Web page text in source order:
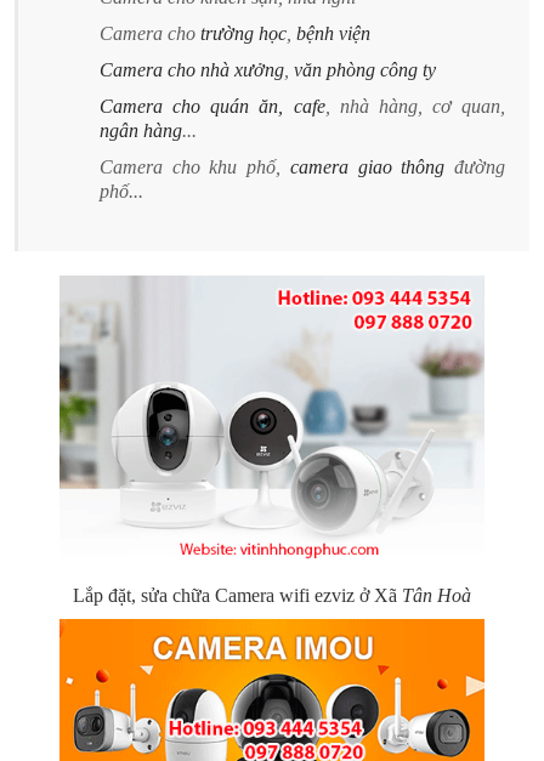
Camera cho trường học bệnh viện
Camera cho nhà xưởng văn phòng công ty
Camera cho quán ăn, cafe, nhà hàng, cơ quan,
ngân hàng...
Camera cho khu phố, camera giao thông đường
phố...
Lắp đặt, sửa chữa Camera wifi ezviz ở Xã Tân Hoà